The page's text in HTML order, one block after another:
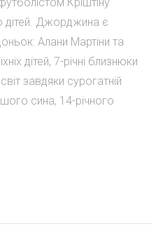
дітей. Джорджина є
Алани Мартіни та
дітей, 7-річні близнюки
завдяки сурогатній
сина, 14-річного